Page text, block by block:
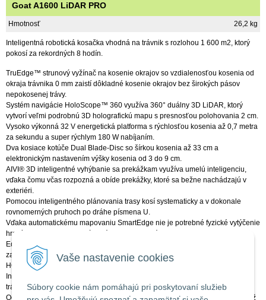
Vaše nastavenie cookies
Súbory cookie nám pomáhajú pri poskytovaní služieb
Goat A1600 LiDAR PRO
Hmotnosť 26,2 kg
Inteligentná robotická kosačka vhodná na trávnik s rozlohou 1 600 m2, ktorý
pokosí za rekordných 8 hodín.
TruEdge™ strunový vyžínač na kosenie okrajov so vzdialenosťou kosenia od
okraja trávnika 0 mm zaistí dôkladné kosenie okrajov bez širokých pásov
nepokosenej trávy.
Systém navigácie HoloScope™ 360 využíva 360° duálny 3D LiDAR, ktorý
vytvorí veľmi podrobnú 3D holografickú mapu s presnosťou polohovania 2 cm.
Vysoko výkonná 32 V energetická platforma s rýchlosťou kosenia až 0,7 metra
za sekundu a super rýchlym 180 W nabíjaním.
Dva kosiace kotúče Dual Blade-Disc so šírkou kosenia až 33 cm a
elektronickým nastavením výšky kosenia od 3 do 9 cm.
AIVI® 3D inteligentné vyhýbanie sa prekážkam využíva umelú inteligenciu,
vďaka čomu včas rozpozná a obíde prekážky, ktoré sa bežne nachádzajú v
exteriéri.
Pomocou inteligentného plánovania trasy kosí systematicky a v dokonale
rovnomerných pruhoch po dráhe písmena U.
Vďaka automatickému mapovaniu SmartEdge nie je potrebné fyzické vytýčenie
hraníc pomocou obvodových káblov ani manuálne mapovanie.
Editácia mapy, rozdelenie na oblasti s vlastnými nastaveniami, nastavenie
zakázaných zón a týždenný plán kosenia na pár klikov v aplikácii ECOVACS
HOME.
Inteligentný strážnik záhrady Smart Garden Keeper umožňuje pohľad na
trávnik na diaľku v reálnom čase.
Ochrana IPX6, hlučnosť menej ako 62 dB a zdolávanie svahov so sklonom až